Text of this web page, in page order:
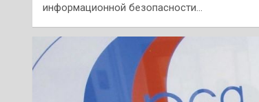
информационной безопасности…